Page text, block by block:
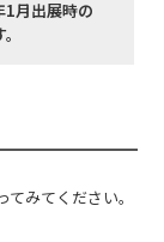
月出展時の
みてください。